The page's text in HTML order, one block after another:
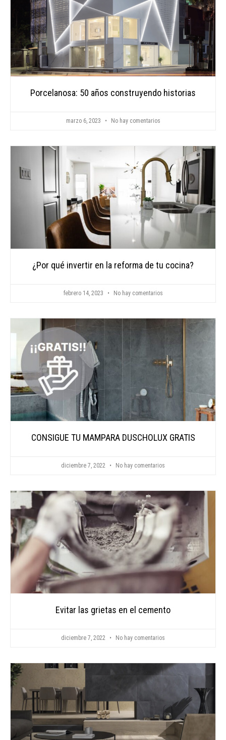
Porcelanosa: 50 años construyendo historias
marzo 6, 2023 No hay comentarios
¿Por qué invertir en la reforma de tu cocina?
febrero 14, 2023 No hay comentarios
CONSIGUE TU MAMPARA DUSCHOLUX GRATIS
diciembre 7, 2022 No hay comentarios
Evitar las grietas en el cemento
diciembre 7, 2022 No hay comentarios